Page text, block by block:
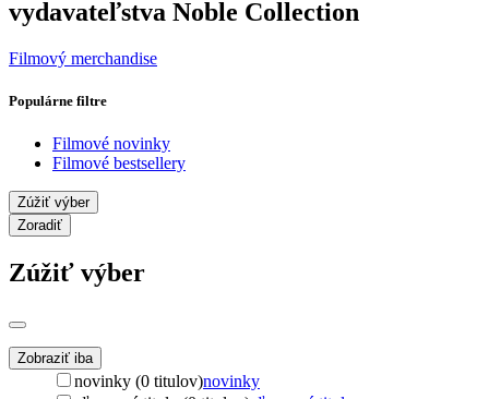
vydavateľstva Noble Collection
Filmový merchandise
Populárne filtre
Filmové novinky
Filmové bestsellery
Zúžiť výber
Zoradiť
Zúžiť výber
Zobraziť iba
novinky (0 titulov)novinky